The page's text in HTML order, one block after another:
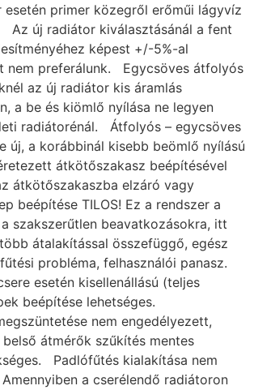
primer közegről erőműi lágyvíz
Az új radiátor kiválasztásánál a fent
képest +/-5%-al
nem preferálunk. Egycsöves átfolyós
az új radiátor kis áramlás
a be és kiömlő nyílása ne legyen
radiátorénál. Átfolyós – egycsöves
új, a korábbinál kisebb beömlő nyílású
átkötőszakasz beépítésével
átkötőszakaszba elzáró vagy
beépítése TILOS! Ez a rendszer a
szakszerűtlen beavatkozásokra, itt
átalakítással összefüggő, egész
probléma, felhasználói panasz.
esetén kisellenállású (teljes
beépítése lehetséges.
nem engedélyezett,
átmérők szűkítés mentes
Padlófűtés kialakítása nem
a cserélendő radiátoron